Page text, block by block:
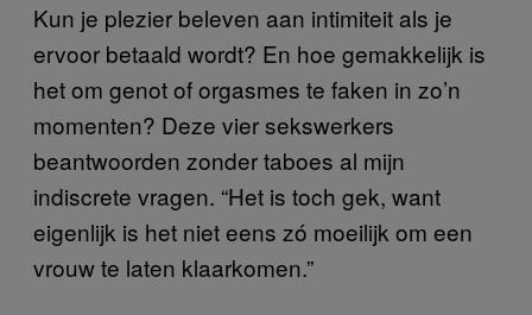
Kun je plezier beleven aan intimiteit als je
ervoor betaald wordt? En hoe gemakkelijk is
het om genot of orgasmes te faken in zo’n
momenten? Deze vier sekswerkers
beantwoorden zonder taboes al mijn
indiscrete vragen. “Het is toch gek, want
eigenlijk is het niet eens zó moeilijk om een
vrouw te laten klaarkomen.”